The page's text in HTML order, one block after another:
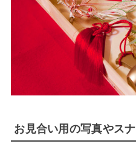
お見合い用の写真やス